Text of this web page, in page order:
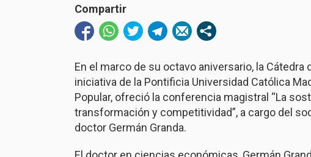
Compartir
En el marco de su octavo aniversario, la Cátedra
iniciativa de la Pontificia Universidad Católica
Popular, ofreció la conferencia magistral “La
transformación y competitividad”, a cargo del
doctor Germán Granda.